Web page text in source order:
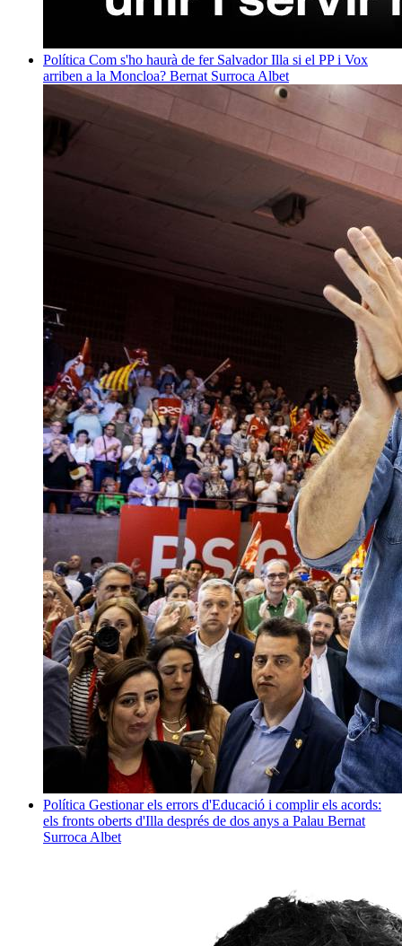
Política Com s'ho haurà de fer Salvador Illa si el PP i Vox
arriben a la Moncloa? Bernat Surroca Albet
Política Gestionar els errors d'Educació i complir els acords:
els fronts oberts d'Illa després de dos anys a Palau Bernat
Surroca Albet